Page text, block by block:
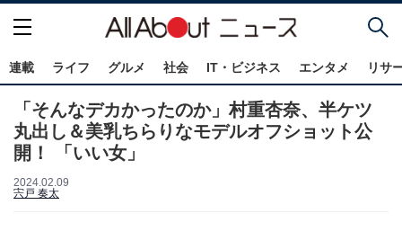
連載 ライフ グルメ 社会 IT・ビジネス エンタメ リサ
「そんなデカかったのか」村重杏奈、半ケツ
丸出し＆美乳ちらりなモデルオフショット公
開！ 「いい女」
2024.02.09
宍戸 奏太